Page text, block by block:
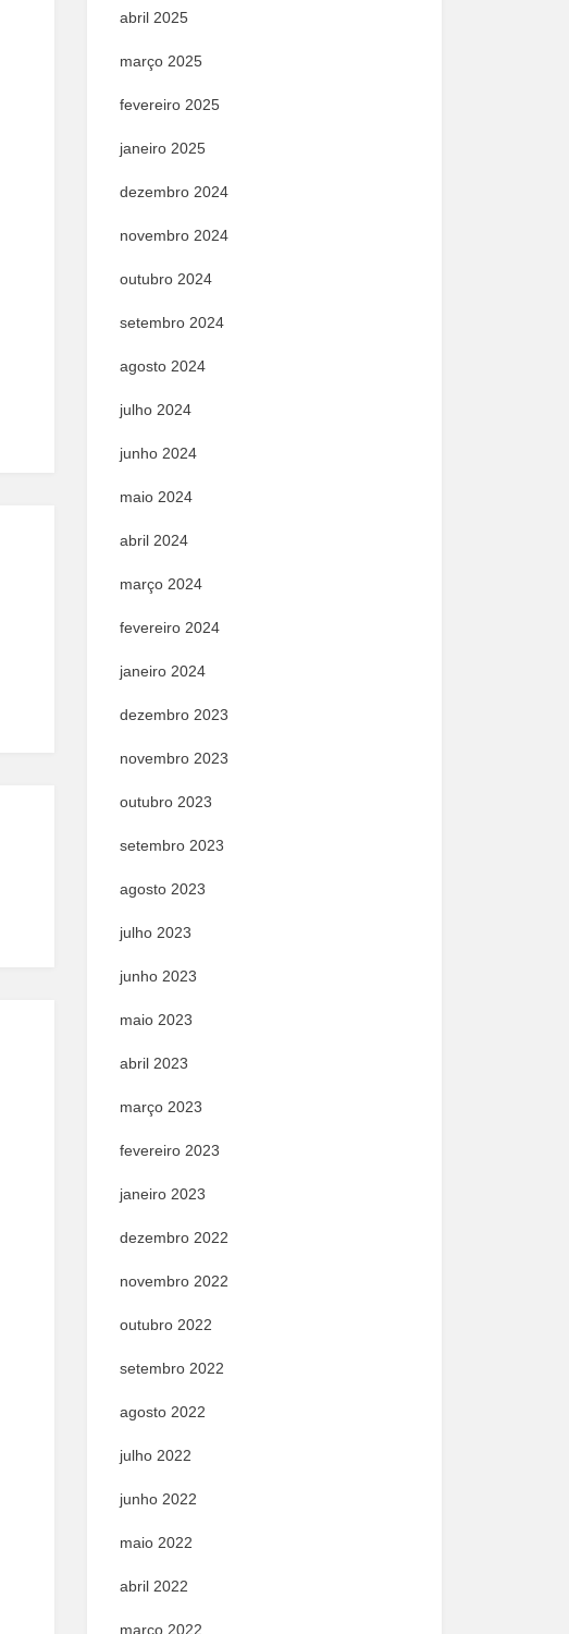
abril 2025
março 2025
fevereiro 2025
janeiro 2025
dezembro 2024
novembro 2024
outubro 2024
setembro 2024
agosto 2024
julho 2024
junho 2024
maio 2024
abril 2024
março 2024
fevereiro 2024
janeiro 2024
dezembro 2023
novembro 2023
outubro 2023
setembro 2023
agosto 2023
julho 2023
junho 2023
maio 2023
abril 2023
março 2023
fevereiro 2023
janeiro 2023
dezembro 2022
novembro 2022
outubro 2022
setembro 2022
agosto 2022
julho 2022
junho 2022
maio 2022
abril 2022
março 2022